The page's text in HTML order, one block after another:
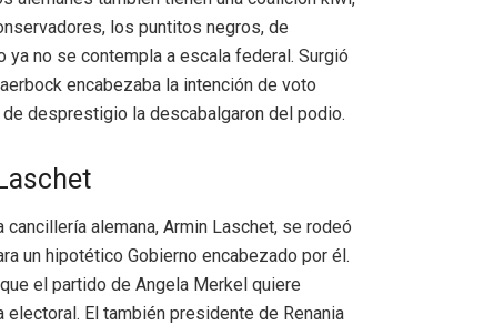
los puntitos negros, de
no se contempla a escala federal. Surgió
encabezaba la intención de voto
desprestigio la descabalgaron del podio.
alemana, Armin Laschet, se rodeó
un hipotético Gobierno encabezado por él.
el partido de Angela Merkel quiere
El también presidente de Renania